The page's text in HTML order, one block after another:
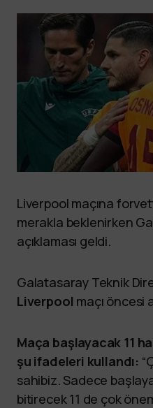
Liverpool maçına
merakla beklenirken
açıklaması geldi.
Galatasaray Teknik
Liverpool maçı öncesi
Maça başlayacak 11
şu ifadeleri kullandı:
sahibiz. Sadece
bitirecek 11 de çok